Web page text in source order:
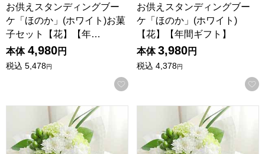
お供えスタンディングブー
ケ「ほのか」(ホワイト)お菓
子セット【花】【年…
本体 4,980円
税込 5,478円
お気に入りに登録する
お供えスタンディングブー
ケ「ほのか」(ホワイト)
【花】【年間ギフト】
本体 3,980円
税込 4,378円
お供えスタンディングブーケ「みどり」お線香付き【花】【
お供えスタンディングブー